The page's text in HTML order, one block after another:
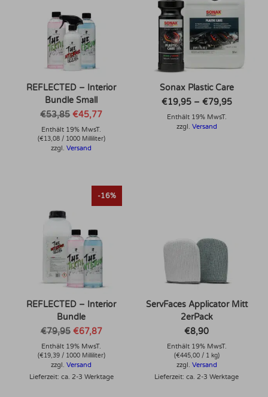
REFLECTED – Interior
Bundle Small
€53,85 Ursprünglicher
Preis
war:
€53,85
€45,77Aktueller
€45,77.
Enthält 19% MwsT.
(€13,08/ 1000 Milliliter)
zzgl.Versand
Sonax Plastic Care
€19,95 – €79,95
Enthält 19% MwsT.
zzgl. Versand
-16%
REFLECTED – Interior
Bundle
€79,95 Ursprünglicher
war:
€79,95
€67,87Aktueller
€67,87.
Enthält 19% MwsT.
(€19,39/ 1000 Milliliter)
zzgl.Versand
Lieferzeit: ca. 2-3 Werktage
ServFaces Applicator Mitt
2erPack
€8,90
Enthält 19% MwsT.
(€445,00/ 1 kg)
zzgl. Versand
Lieferzeit: ca. 2-3 Werktage